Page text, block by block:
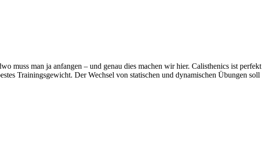
muss man ja anfangen – und genau dies machen wir hier. Calisthenics ist perfekt
Trainingsgewicht. Der Wechsel von statischen und dynamischen Übungen soll